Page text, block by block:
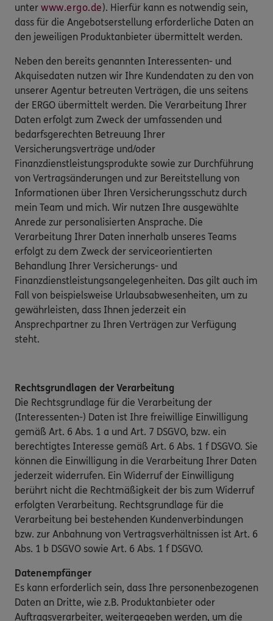
unter www.ergo.de). Hierfür kann es notwendig sein,
dass für die Angebotserstellung erforderliche Daten an
den jeweiligen Produktanbieter übermittelt werden.
Neben den bereits genannten Interessenten- und
Akquisedaten nutzen wir Ihre Kundendaten zu den von
unserer Agentur betreuten Verträgen, die uns seitens
der ERGO übermittelt werden. Die Verarbeitung Ihrer
Daten erfolgt zum Zweck der umfassenden und
bedarfsgerechten Betreuung Ihrer
Versicherungsverträge und/oder
Finanzdienstleistungsprodukte sowie zur Durchführung
von Vertragsänderungen und zur Bereitstellung von
Informationen über Ihren Versicherungsschutz durch
mein Team und mich. Wir nutzen Ihre ausgewählte
Anrede zur personalisierten Ansprache. Die
Verarbeitung Ihrer Daten innerhalb unseres Teams
erfolgt zu dem Zweck der serviceorientierten
Behandlung Ihrer Versicherungs- und
Finanzdienstleistungsangelegenheiten. Das gilt auch im
Fall von beispielsweise Urlaubsabwesenheiten, um zu
gewährleisten, dass Ihnen jederzeit ein
Ansprechpartner zu Ihren Verträgen zur Verfügung
steht.
Rechtsgrundlagen der Verarbeitung
Die Rechtsgrundlage für die Verarbeitung der
(Interessenten-) Daten ist Ihre freiwillige Einwilligung
gemäß Art. 6 Abs. 1 a und Art. 7 DSGVO, bzw. ein
berechtigtes Interesse gemäß Art. 6 Abs. 1 f DSGVO. Sie
können die Einwilligung in die Verarbeitung Ihrer Daten
jederzeit widerrufen. Ein Widerruf der Einwilligung
berührt nicht die Rechtmäßigkeit der bis zum Widerruf
erfolgten Verarbeitung. Rechtsgrundlage für die
Verarbeitung bei bestehenden Kundenverbindungen
bzw. zur Anbahnung von Vertragsverhältnissen ist Art. 6
Abs. 1 b DSGVO sowie Art. 6 Abs. 1 f DSGVO.
Datenempfänger
Es kann erforderlich sein, dass Ihre personenbezogenen
Daten an Dritte, wie z.B. Produktanbieter oder
Auftragsverarbeiter, weitergegeben werden, um die